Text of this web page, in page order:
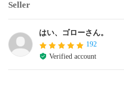
Seller
はい、ゴローさん。
192
Verified account